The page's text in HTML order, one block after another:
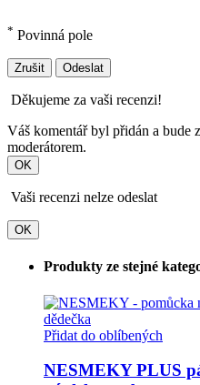
* Povinná pole
Zrušit Odeslat
Děkujeme za vaši recenzi!
Váš komentář byl přidán a bude
moderátorem.
OK
Vaši recenzi nelze odeslat
OK
Produkty ze stejné
Přidat do oblíbených
NESMEKY PLUS